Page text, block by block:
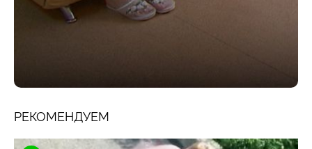
РЕКОМЕНДУЕМ